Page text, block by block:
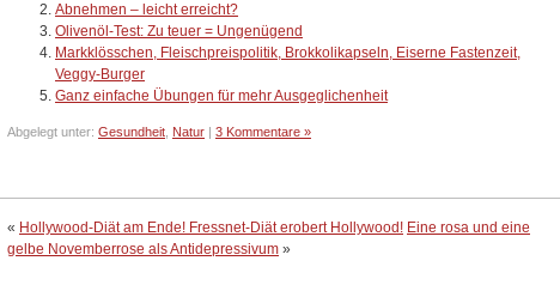
Abnehmen – leicht erreicht?
Olivenöl-Test: Zu teuer = Ungenügend
Markklösschen, Fleischpreispolitik, Brokkolikapseln, Eiserne Fastenzeit,
Veggy-Burger
Ganz einfache Übungen für mehr Ausgeglichenheit
Abgelegt unter: Gesundheit Natur | 3 Kommentare »
« Hollywood-Diät am Ende! Fressnet-Diät erobert Hollywood! Eine rosa und eine
gelbe Novemberrose als Antidepressivum »